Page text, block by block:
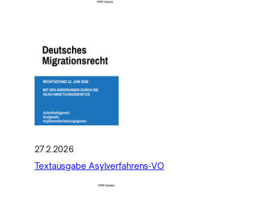
27.2.2026
Textausgabe Asylverfahrens-VO